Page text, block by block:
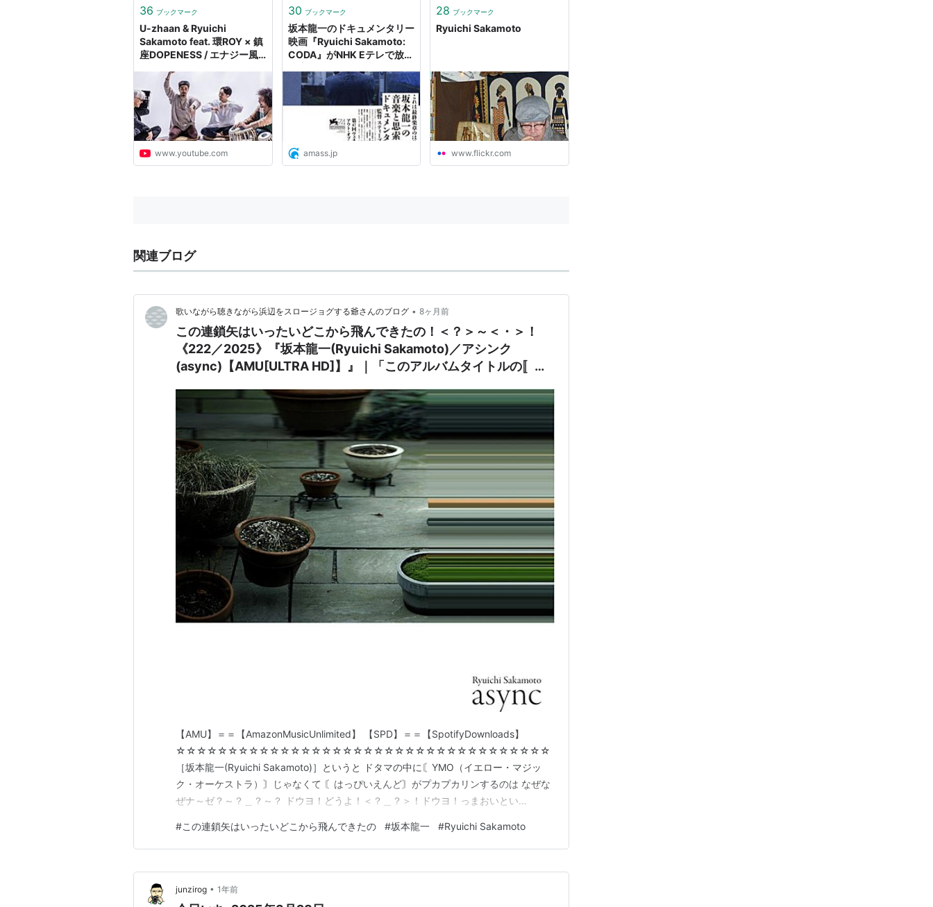
36 ブックマーク
U-zhaan & Ryuichi
Sakamoto feat. 環ROY × 鎮
座DOPENESS / エナジー風
www.youtube.com
30 ブックマーク
坂本龍一のドキュメンタリー
映画『Ryuichi Sakamoto:
CODA』がNHK Eテレで放送
amass.jp
28 ブックマーク
Ryuichi Sakamoto
www.flickr.com
関連ブログ
歌いながら聴きながら浜辺をスロージョグする爺さんのブログ • 8ヶ月前
この連鎖矢はいったいどこから飛んできたの！＜？＞～＜・＞！
《222／2025》『坂本龍一(Ryuichi Sakamoto)／アシンク
(async)【AMU[ULTRA HD]】』｜「このアルバムタイトルの〚ア
【チャト爺カフェ（〔ChatGPT〕カフェ）】でマスターのチャト
爺とオシャベリンゴしませう！ｖ＾＾マセウ！ｘ9！マセウ！ｘ
11！マセウ！ｘ13！＾＾ｖ！
【AMU】＝＝【AmazonMusicUnlimited】 【SPD】＝＝【SpotifyDownloads】
☆☆☆☆☆☆☆☆☆☆☆☆☆☆☆☆☆☆☆☆☆☆☆☆☆☆☆☆☆☆☆☆☆☆☆☆
［坂本龍一(Ryuichi Sakamoto)］というと ドタマの中に〘YMO（イエロー・マジッ
ク・オーケストラ）〙じゃなくて 〘はっぴいえんど〙がプカプカリンするのは なぜな
ぜナ～ゼ？～？＿？～？ ドウヨ！どうよ！＜？＿？＞！ドウヨ！っまおいとい
ソリャコ！【アンビエントのワケワカ＜・？・＞】 ここから＝＝＝＞＞＞イントロ・
プロンプト…
#この連鎖矢はいったいどこから飛んできたの #坂本龍一 #Ryuichi Sakamoto
junzirog • 1年前